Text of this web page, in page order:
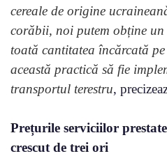
cereale de origine
corăbii, noi putem obține
toată cantitatea încărcată
această practică să fie
transportul terestru,
Prețurile serviciilor
crescut de trei ori